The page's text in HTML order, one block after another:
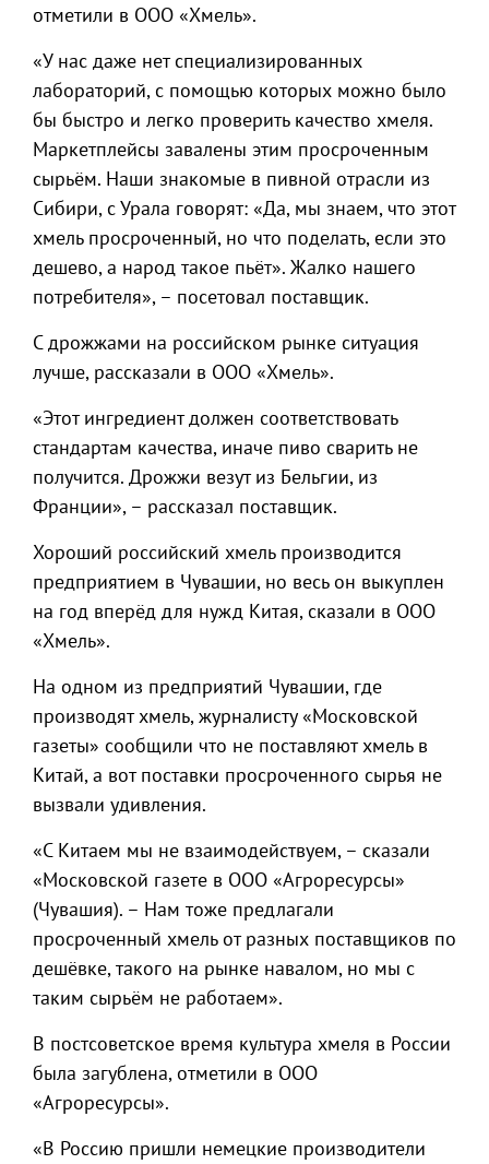
отметили в ООО «Хмель».
«У нас даже нет специализированных
лабораторий, с помощью которых можно было
бы быстро и легко проверить качество хмеля.
Маркетплейсы завалены этим просроченным
сырьём. Наши знакомые в пивной отрасли из
Сибири, с Урала говорят: «Да, мы знаем, что этот
хмель просроченный, но что поделать, если это
дешево, а народ такое пьёт». Жалко нашего
потребителя», – посетовал поставщик.
С дрожжами на российском рынке ситуация
лучше, рассказали в ООО «Хмель».
«Этот ингредиент должен соответствовать
стандартам качества, иначе пиво сварить не
получится. Дрожжи везут из Бельгии, из
Франции», – рассказал поставщик.
Хороший российский хмель производится
предприятием в Чувашии, но весь он выкуплен
на год вперёд для нужд Китая, сказали в ООО
«Хмель».
На одном из предприятий Чувашии, где
производят хмель, журналисту «Московской
газеты» сообщили что не поставляют хмель в
Китай, а вот поставки просроченного сырья не
вызвали удивления.
«С Китаем мы не взаимодействуем, – сказали
«Московской газете в ООО «Агроресурсы»
(Чувашия). – Нам тоже предлагали
просроченный хмель от разных поставщиков по
дешёвке, такого на рынке навалом, но мы с
таким сырьём не работаем».
В постсоветское время культура хмеля в России
была загублена, отметили в ООО
«Агроресурсы».
«В Россию пришли немецкие производители